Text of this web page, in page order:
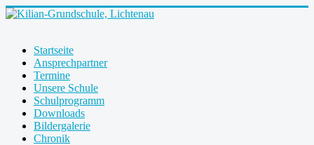
Startseite
Ansprechpartner
Termine
Unsere Schule
Schulprogramm
Downloads
Bildergalerie
Chronik